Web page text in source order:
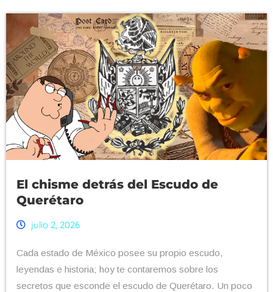
El chisme detrás del Escudo de
Querétaro
julio 2, 2026
Cada estado de México posee su propio escudo,
leyendas e historia; hoy te contaremos sobre los
secretos que esconde el escudo de Querétaro. Un poco